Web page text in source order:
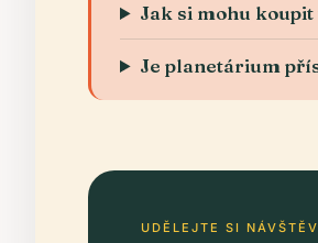
Jak si mohu
Je planetárium
UDĚLEJTE SI